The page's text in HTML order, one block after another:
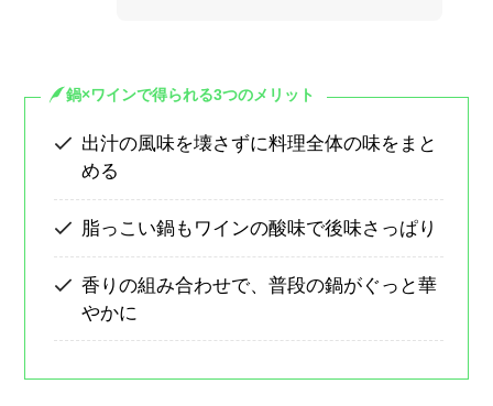
鍋×ワインで得られる3つのメリット
出汁の風味を壊さずに料理全体の味をまと
める
脂っこい鍋もワインの酸味で後味さっぱり
香りの組み合わせで、普段の鍋がぐっと華
やかに